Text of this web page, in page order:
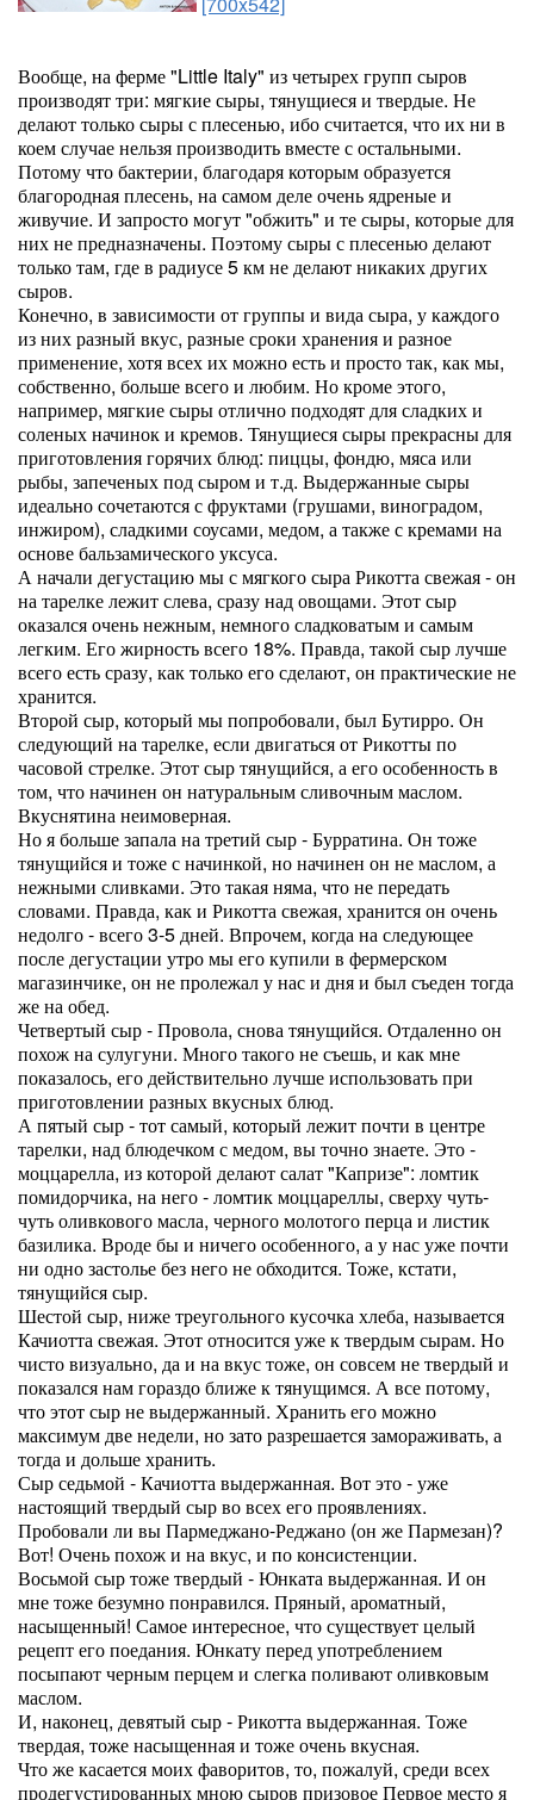
Вообще, на ферме "Little Italy" из четырех групп сыров
производят три: мягкие сыры, тянущиеся и твердые. Не
делают только сыры с плесенью, ибо считается, что их ни в
коем случае нельзя производить вместе с остальными.
Потому что бактерии, благодаря которым образуется
благородная плесень, на самом деле очень ядреные и
живучие. И запросто могут "обжить" и те сыры, которые для
них не предназначены. Поэтому сыры с плесенью делают
только там, где в радиусе 5 км не делают никаких других
сыров.
Конечно, в зависимости от группы и вида сыра, у каждого
из них разный вкус, разные сроки хранения и разное
применение, хотя всех их можно есть и просто так, как мы,
собственно, больше всего и любим. Но кроме этого,
например, мягкие сыры отлично подходят для сладких и
соленых начинок и кремов. Тянущиеся сыры прекрасны для
приготовления горячих блюд: пиццы, фондю, мяса или
рыбы, запеченых под сыром и т.д. Выдержанные сыры
идеально сочетаются с фруктами (грушами, виноградом,
инжиром), сладкими соусами, медом, а также с кремами на
основе бальзамического уксуса.
А начали дегустацию мы с мягкого сыра Рикотта свежая - он
на тарелке лежит слева, сразу над овощами. Этот сыр
оказался очень нежным, немного сладковатым и самым
легким. Его жирность всего 18%. Правда, такой сыр лучше
всего есть сразу, как только его сделают, он практические не
хранится.
Второй сыр, который мы попробовали, был Бутирро. Он
следующий на тарелке, если двигаться от Рикотты по
часовой стрелке. Этот сыр тянущийся, а его особенность в
том, что начинен он натуральным сливочным маслом.
Вкуснятина неимоверная.
Но я больше запала на третий сыр - Бурратина. Он тоже
тянущийся и тоже с начинкой, но начинен он не маслом, а
нежными сливками. Это такая няма, что не передать
словами. Правда, как и Рикотта свежая, хранится он очень
недолго - всего 3-5 дней. Впрочем, когда на следующее
после дегустации утро мы его купили в фермерском
магазинчике, он не пролежал у нас и дня и был съеден тогда
же на обед.
Четвертый сыр - Провола, снова тянущийся. Отдаленно он
похож на сулугуни. Много такого не съешь, и как мне
показалось, его действительно лучше использовать при
приготовлении разных вкусных блюд.
А пятый сыр - тот самый, который лежит почти в центре
тарелки, над блюдечком с медом, вы точно знаете. Это -
моццарелла, из которой делают салат "Капризе": ломтик
помидорчика, на него - ломтик моццареллы, сверху чуть-
чуть оливкового масла, черного молотого перца и листик
базилика. Вроде бы и ничего особенного, а у нас уже почти
ни одно застолье без него не обходится. Тоже, кстати,
тянущийся сыр.
Шестой сыр, ниже треугольного кусочка хлеба, называется
Качиотта свежая. Этот относится уже к твердым сырам. Но
чисто визуально, да и на вкус тоже, он совсем не твердый и
показался нам гораздо ближе к тянущимся. А все потому,
что этот сыр не выдержанный. Хранить его можно
максимум две недели, но зато разрешается замораживать, а
тогда и дольше хранить.
Сыр седьмой - Качиотта выдержанная. Вот это - уже
настоящий твердый сыр во всех его проявлениях.
Пробовали ли вы Пармеджано-Реджано (он же Пармезан)?
Вот! Очень похож и на вкус, и по консистенции.
Восьмой сыр тоже твердый - Юнката выдержанная. И он
мне тоже безумно понравился. Пряный, ароматный,
насыщенный! Самое интересное, что существует целый
рецепт его поедания. Юнкату перед употреблением
посыпают черным перцем и слегка поливают оливковым
маслом.
И, наконец, девятый сыр - Рикотта выдержанная. Тоже
твердая, тоже насыщенная и тоже очень вкусная.
Что же касается моих фаворитов, то, пожалуй, среди всех
продегустированных мною сыров призовое Первое место я